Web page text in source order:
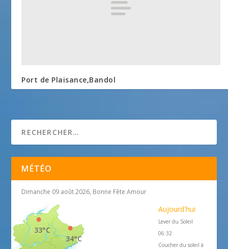
Port de Plaisance,Bandol
MÉTÉO
Dimanche 09 août 2026, Bonne Fête Amour
34°C
33°C
Aujourd'hui
Lever du Soleil
06:32
Coucher du soleil à